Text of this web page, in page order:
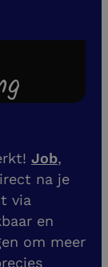
Job,
na je
via
en
om meer